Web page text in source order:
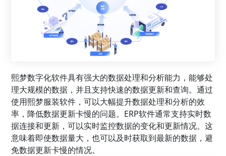
熙梦数字化软件具有强大的数据处理和分析能力，能够处
理大规模的数据，并且支持快速的数据更新和查询。通过
使用熙梦服装软件，可以大幅提升数据处理和分析的效
率，降低数据更新卡慢的问题。ERP软件通常支持实时数
据连接和更新，可以实时监控数据的变化和更新情况。这
意味着即使数据量大，也可以及时获取到最新的数据，避
免数据更新卡慢的情况。